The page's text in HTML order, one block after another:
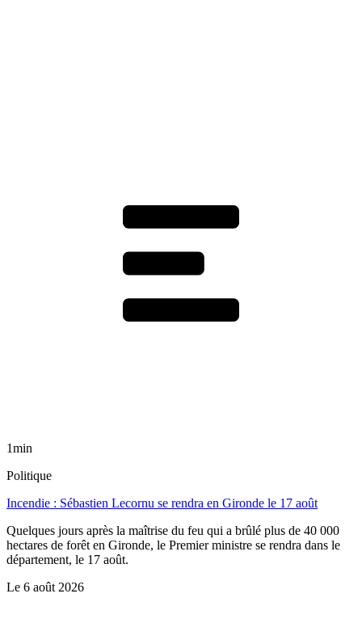
1min
Politique
Incendie : Sébastien Lecornu se rendra en Gironde le 17 août
Quelques jours après la maîtrise du feu qui a brûlé plus de 40 000
hectares de forêt en Gironde, le Premier ministre se rendra dans le
département, le 17 août.
Le 6 août 2026